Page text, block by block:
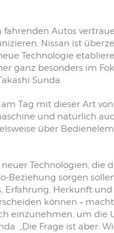
Autos
Nissan ist
Technologie
ganz besonders im
Sunda.
Tag mit dieser Art
und natürlich
über
Technologien, die
Beziehung sorgen
Erfahrung, Herkunft
können –
einzunehmen, um die
„Die Frage ist aber: